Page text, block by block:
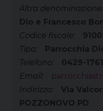
Altra denominazione:
Dio e Francesco
Codice fiscale:
Tipo:
Parrocchia
Telefono:
0429-
Email:
Indirizzo:
Via
POZZONOVO PD